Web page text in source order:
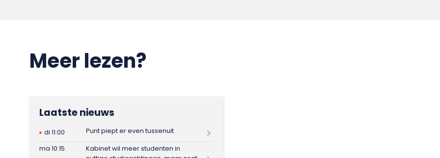
Meer lezen?
Laatste nieuws
di 11:00
Punt piept er even tussenuit
ma 10:15
Kabinet wil meer studenten in